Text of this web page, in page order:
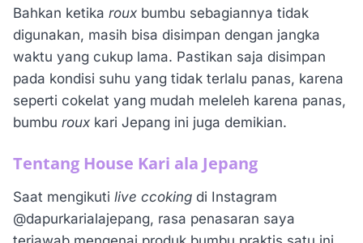
Bahkan ketika roux bumbu sebagiannya tidak
digunakan, masih bisa disimpan dengan jangka
waktu yang cukup lama. Pastikan saja disimpan
pada kondisi suhu yang tidak terlalu panas, karena
seperti cokelat yang mudah meleleh karena panas,
bumbu roux kari Jepang ini juga demikian.
Tentang House Kari ala Jepang
Saat mengikuti live ccoking di Instagram
@dapurkarialajepang, rasa penasaran saya